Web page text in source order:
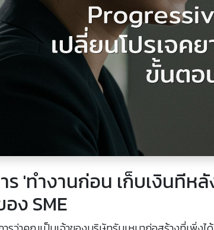
ร 'ทำงานก่อน เก็บเงินที
ง SME